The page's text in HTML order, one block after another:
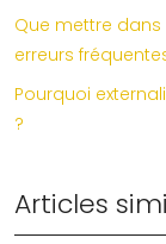
Que mettre
erreurs
Pourquoi
?
Articles